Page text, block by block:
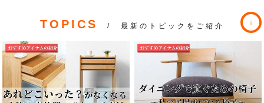
TOPICS / 最新のトピックをご紹介